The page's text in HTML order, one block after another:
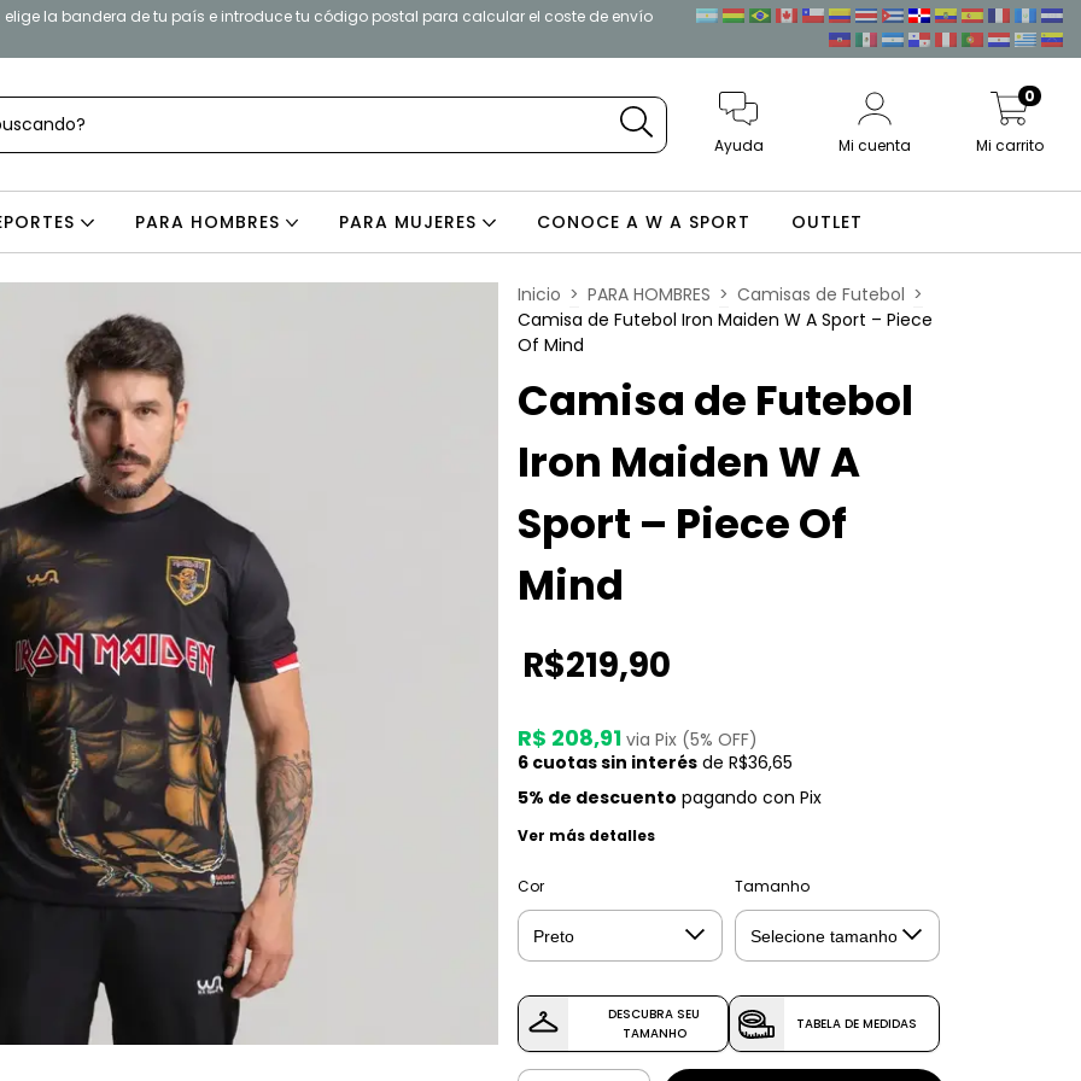
elige la bandera de tu país e introduce tu código postal para calcular el coste de envío
Ayuda Mi cuenta Mi carrito
0
PARA HOMBRES PARA MUJERES CONOCE A W A SPORT OUTLET
Inicio > PARA HOMBRES > Camisas de Futebol >
Camisa de Futebol Iron Maiden W A Sport – Piece
Of Mind
Camisa de Futebol
Iron Maiden W A
Sport – Piece Of
Mind
R$219,90
R$ 208,91 via Pix (5% OFF)
6 cuotas sin interés de R$36,65
5% de descuento pagando con Pix
Ver más detalles
Cor Tamanho
DESCUBRA SEU
TAMANHO
TABELA DE MEDIDAS